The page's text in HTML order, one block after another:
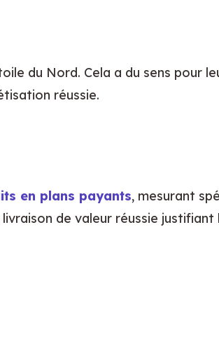
du Nord. Cela a du sens pour
réussie.
en plans payants, mesurant
de valeur réussie justifiant